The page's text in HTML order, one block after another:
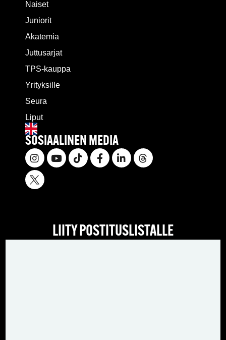
Naiset
Juniorit
Akatemia
Juttusarjat
TPS-kauppa
Yrityksille
Seura
Liput
SOSIAALINEN MEDIA
LIITY POSTITUSLISTALLE